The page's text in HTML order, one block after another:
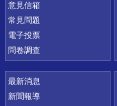
意見信箱
常見問題
電子投票
問卷調查
最新消息
新聞報導